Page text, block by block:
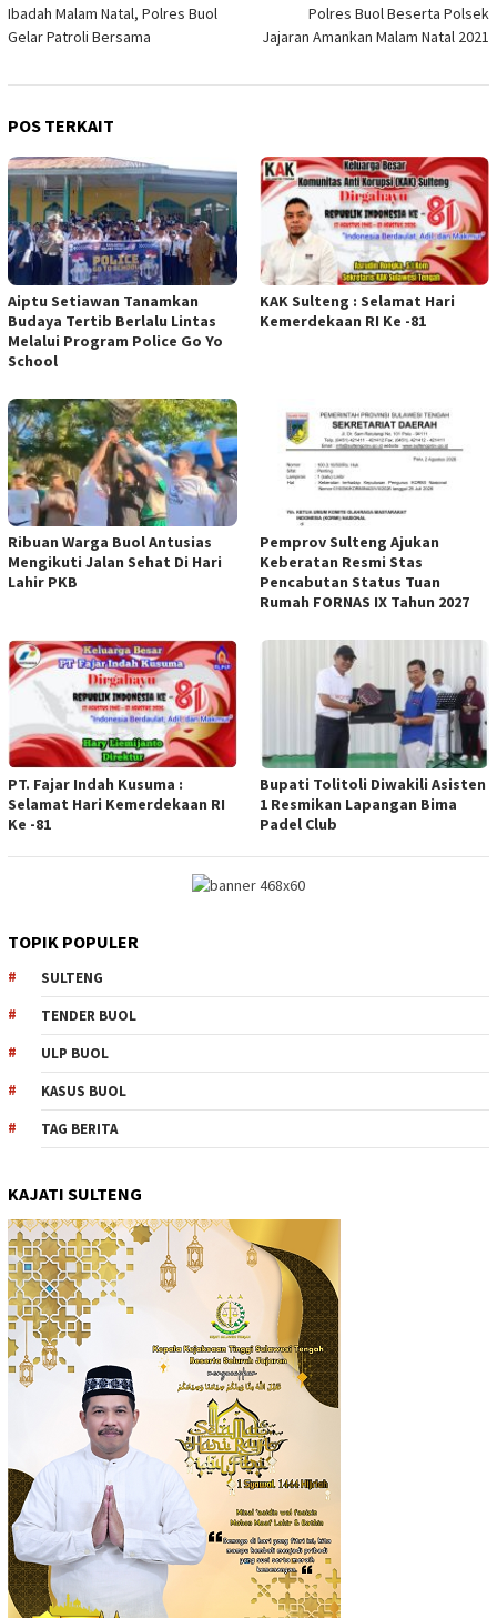
pos
Ibadah Malam Natal, Polres Buol
Gelar Patroli Bersama
Polres Buol Beserta Polsek
Jajaran Amankan Malam Natal 2021
POS TERKAIT
Aiptu Setiawan Tanamkan
Budaya Tertib Berlalu Lintas
Melalui Program Police Go Yo
School
KAK Sulteng : Selamat Hari
Kemerdekaan RI Ke -81
Ribuan Warga Buol Antusias
Mengikuti Jalan Sehat Di Hari
Lahir PKB
Pemprov Sulteng Ajukan
Keberatan Resmi Stas
Pencabutan Status Tuan
Rumah FORNAS IX Tahun 2027
PT. Fajar Indah Kusuma :
Selamat Hari Kemerdekaan RI
Ke -81
Bupati Tolitoli Diwakili Asisten
1 Resmikan Lapangan Bima
Padel Club
TOPIK POPULER
SULTENG
TENDER BUOL
ULP BUOL
KASUS BUOL
TAG BERITA
KAJATI SULTENG